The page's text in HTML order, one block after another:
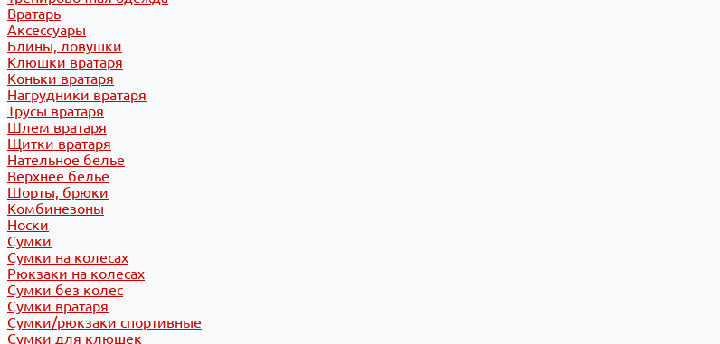
Вратарь
Аксессуары
Блины, ловушки
Клюшки вратаря
Коньки вратаря
Нагрудники вратаря
Трусы вратаря
Шлем вратаря
Щитки вратаря
Нательное белье
Верхнее белье
Шорты, брюки
Комбинезоны
Носки
Сумки
Сумки на колесах
Рюкзаки на колесах
Сумки без колес
Сумки вратаря
Сумки/рюкзаки спортивные
Сумки для клюшек